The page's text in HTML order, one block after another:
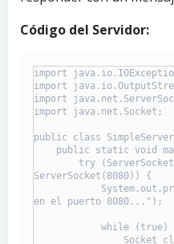
Código del Servidor:
import
import
import
import java.net.Socket;
public class
ServerSocket(8080)) {
en el puerto 8080...");